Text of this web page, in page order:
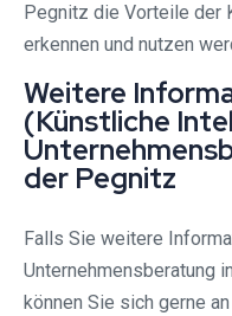
Pegnitz die Vorteile der
erkennen und nutzen
Weitere
(Künstliche
der Pegnitz
Falls Sie weitere
Unternehmensberatung
können Sie sich gerne